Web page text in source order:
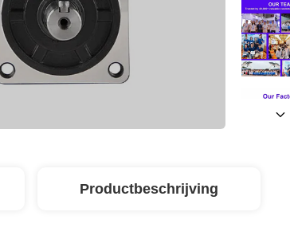
Productbeschrijving